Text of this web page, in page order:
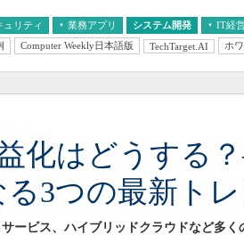
ュリティ 業務アプリ システム開発 IT経
経営とIT 医療IT
Computer Weekly日本語版 TechTarget.AI ホ
化はどうする
3つの最新ト
ービス、ハイブリッドクラウドなど多く